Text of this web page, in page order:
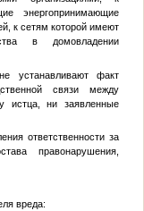
энергопринимающие
к сетям которой имеют
в домовладении
устанавливают факт
связи между
истца, ни заявленные
ответственности за
правонарушения,
вреда: